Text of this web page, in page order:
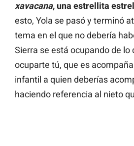
xavacana, una estrellita
esto, Yola se pasó y terminó
tema en el que no debería
Sierra se está ocupando de lo
ocuparte tú, que es
infantil a quien deberías
haciendo referencia al nieto